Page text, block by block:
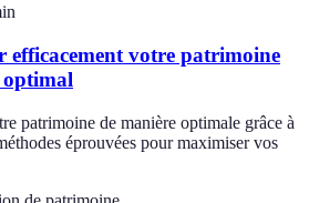
efficacement votre patrimoine
patrimoine de manière optimale grâce à
éprouvées pour maximiser vos